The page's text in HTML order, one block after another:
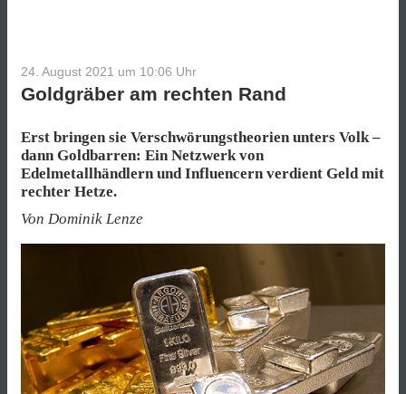
24. August 2021 um 10:06 Uhr
Goldgräber am rechten Rand
Erst bringen sie Verschwörungstheorien unters Volk –
dann Goldbarren: Ein Netzwerk von
Edelmetallhändlern und Influencern verdient Geld mit
rechter Hetze.
Von Dominik Lenze